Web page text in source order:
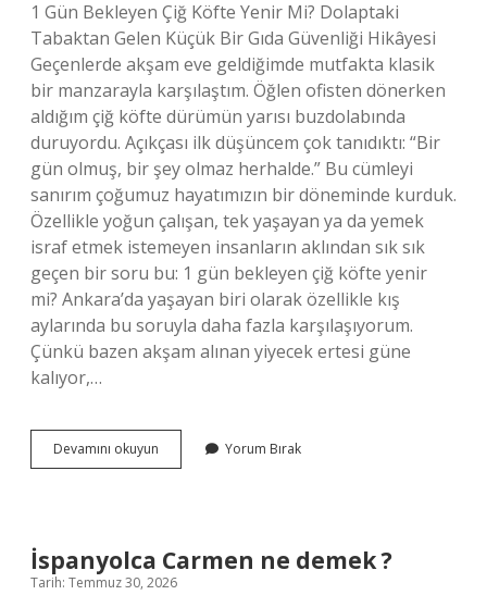
1 Gün Bekleyen Çiğ Köfte Yenir Mi? Dolaptaki
Tabaktan Gelen Küçük Bir Gıda Güvenliği Hikâyesi
Geçenlerde akşam eve geldiğimde mutfakta klasik
bir manzarayla karşılaştım. Öğlen ofisten dönerken
aldığım çiğ köfte dürümün yarısı buzdolabında
duruyordu. Açıkçası ilk düşüncem çok tanıdıktı: “Bir
gün olmuş, bir şey olmaz herhalde.” Bu cümleyi
sanırım çoğumuz hayatımızın bir döneminde kurduk.
Özellikle yoğun çalışan, tek yaşayan ya da yemek
israf etmek istemeyen insanların aklından sık sık
geçen bir soru bu: 1 gün bekleyen çiğ köfte yenir
mi? Ankara’da yaşayan biri olarak özellikle kış
aylarında bu soruyla daha fazla karşılaşıyorum.
Çünkü bazen akşam alınan yiyecek ertesi güne
kalıyor,…
Devamını okuyun
gün
mi
?
Yorum Bırak
İspanyolca Carmen ne demek ?
Tarih: Temmuz 30, 2026